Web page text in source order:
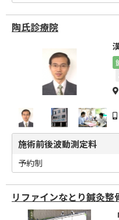
陶氏診療院
施術前後波動測定料
予約制
リファインなとり鍼灸整